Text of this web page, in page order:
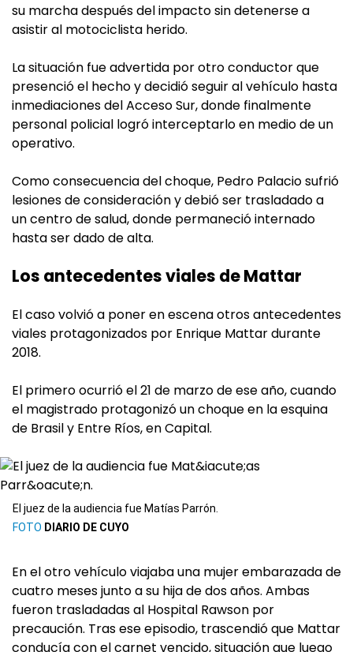
su marcha después del impacto sin detenerse a
asistir al motociclista herido.
La situación fue advertida por otro conductor que
presenció el hecho y decidió seguir al vehículo hasta
inmediaciones del Acceso Sur, donde finalmente
personal policial logró interceptarlo en medio de un
operativo.
Como consecuencia del choque, Pedro Palacio sufrió
lesiones de consideración y debió ser trasladado a
un centro de salud, donde permaneció internado
hasta ser dado de alta.
Los antecedentes viales de Mattar
El caso volvió a poner en escena otros antecedentes
viales protagonizados por Enrique Mattar durante
2018.
El primero ocurrió el 21 de marzo de ese año, cuando
el magistrado protagonizó un choque en la esquina
de Brasil y Entre Ríos, en Capital.
El juez de la audiencia fue Matías Parrón.
DIARIO DE CUYO
En el otro vehículo viajaba una mujer embarazada de
cuatro meses junto a su hija de dos años. Ambas
fueron trasladadas al Hospital Rawson por
precaución. Tras ese episodio, trascendió que Mattar
conducía con el carnet vencido, situación que luego